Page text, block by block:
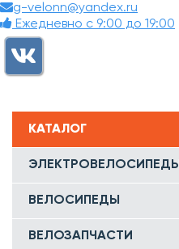
g-velonn@yandex.ru
Ежедневно с 9:00 до 19:00
КАТАЛОГ
ЭЛЕКТРОВЕЛОСИПЕДЫ
ВЕЛОСИПЕДЫ
ВЕЛОЗАПЧАСТИ